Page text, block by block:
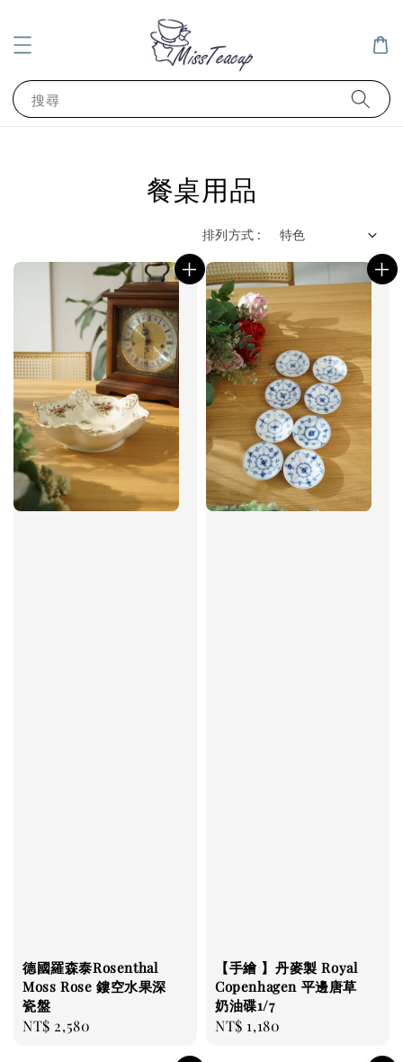
搜尋
餐桌用品
排列方式 :
德國羅森泰Rosenthal
Moss Rose 鏤空水果深
瓷盤
Regular
NT$ 2,580
【手繪 】丹麥製 Royal
Copenhagen 平邊唐草
奶油碟1/7
Regular
NT$ 1,180